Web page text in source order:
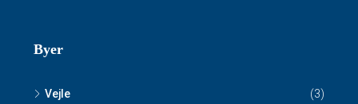
Byer
Vejle
(3)